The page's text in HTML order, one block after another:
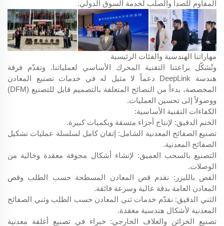
المقاوم للصدأ والصلب لخدمة السوق الدولي.
مهاراتنا الهندسية والفئات الرئيسية
وتُشكّل براعتنا التقنية المحرك الأساسي لعملياتنا. وتقدّم فرقة
هندسة DeepLink دعماً لا مثيل له في خدمات تصنيع المعادن
المخصصة، بدءاً من النصائح المتعلقة بالتصميم قابل للتصنيع (DFM)
ووصولاً إلى تحسين العمليات.
الكفاءات التقنية الأساسية:
الختم الدقيق: لإنتاج أجزاء متسقة وبكميات كبيرة.
تصنيع الصفائح المعدنية الشامل: إتقان كامل لسلسلة عمليات تشكيل
الصفائح المعدنية.
التصنيع بالسحب العميق: لإنشاء أشكال مجوفة معقدة وخالية من
الوصلات.
القص بالليزر: نقدم قص المعادن المسطحة حسب الطلب وقص
المعادن العامة بدقة عالية وسرعة فائقة.
الثني الدقيق: نقدّم خدمات ثني المعادن حسب الطلب وثني الصفائح
المعدنية لأشكال هندسية معقدة.
تصنيع الخزائن والغلاف الخارجي: خبراء في تصنيع أغلفة معدنية